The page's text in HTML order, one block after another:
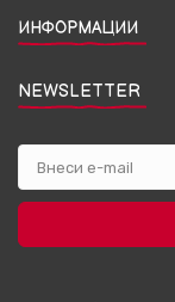
ИНФОРМАЦИИ
NEWSLETTER